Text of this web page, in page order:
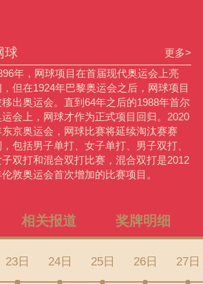
球
更多>
年，网球项目在首届现代奥运会上亮
，但在1924年巴黎奥运会之后，网球项目
移出奥运会。直到64年之后的1988年首尔
运会上，网球才作为正式项目回归。2020
东京奥运会，网球比赛将延续淘汰赛赛
包括男子单打、女子单打、男子双打、
子双打和混合双打比赛，混合双打是2012
敦奥运会首次增加的比赛项目。
相关报道 奖牌明细
23日 24日 25日 26日 27日